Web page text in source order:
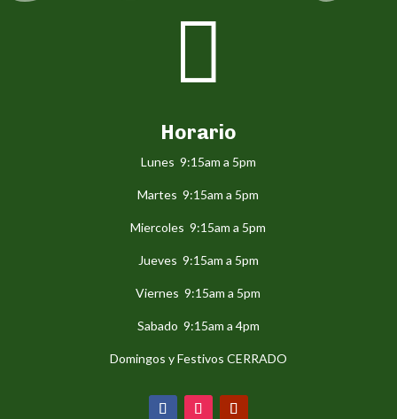

Horario
Lunes 9:15am a 5pm
Martes 9:15am a 5pm
Miercoles 9:15am a 5pm
Jueves 9:15am a 5pm
Viernes 9:15am a 5pm
Sabado 9:15am a 4pm
Domingos y Festivos CERRADO